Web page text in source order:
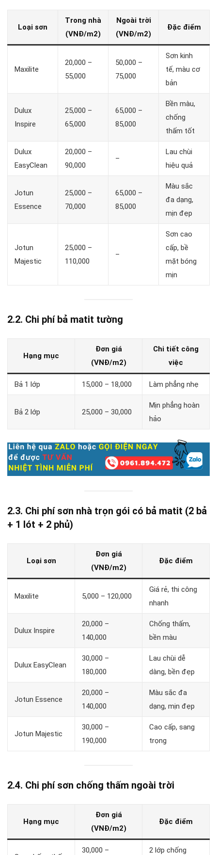
Loại sơn
Trong nhà
(VNĐ/m2)
Ngoài trời
(VNĐ/m2)
Đặc điểm
Maxilite
20,000 –
55,000
50,000 –
75,000
Sơn kinh
tế, màu cơ
bản
Dulux
Inspire
25,000 –
65,000
65,000 –
85,000
Bền màu,
chống
thấm tốt
Dulux
EasyClean
20,000 –
90,000
–
Lau chùi
hiệu quả
Jotun
Essence
25,000 –
70,000
65,000 –
85,000
Màu sắc
đa dạng,
mịn đẹp
Jotun
Majestic
25,000 –
110,000
–
Sơn cao
cấp, bề
mặt bóng
mịn
2.2. Chi phí bả matit tường
Hạng mục
Đơn giá
(VNĐ/m2)
Chi tiết công
việc
Bả 1 lớp 15,000 – 18,000 Làm phẳng nhẹ
Bả 2 lớp 25,000 – 30,000
Mịn phẳng hoàn
hảo
2.3. Chi phí sơn nhà trọn gói có bả matit (2 bả
+ 1 lót + 2 phủ)
Loại sơn
Đơn giá
(VNĐ/m2)
Đặc điểm
Maxilite 5,000 – 120,000
Giá rẻ, thi công
nhanh
Dulux Inspire
20,000 –
140,000
Chống thấm,
bền màu
Dulux EasyClean
30,000 –
180,000
Lau chùi dễ
dàng, bền đẹp
Jotun Essence
20,000 –
140,000
Màu sắc đa
dạng, mịn đẹp
Jotun Majestic
30,000 –
190,000
Cao cấp, sang
trọng
2.4. Chi phí sơn chống thấm ngoài trời
Hạng mục
Đơn giá
(VNĐ/m2)
Đặc điểm
30,000 – 2 lớp chống